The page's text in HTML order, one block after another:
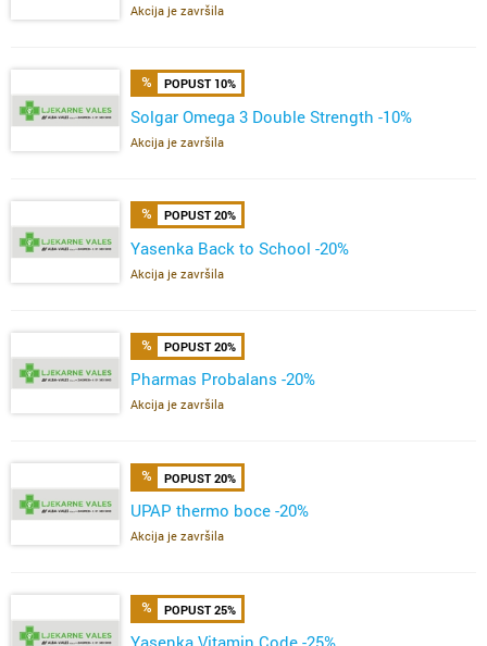
Akcija je završila
POPUST 10%
Solgar Omega 3 Double Strength -10%
Akcija je završila
POPUST 20%
Yasenka Back to School -20%
Akcija je završila
POPUST 20%
Pharmas Probalans -20%
Akcija je završila
POPUST 20%
UPAP thermo boce -20%
Akcija je završila
POPUST 25%
Yasenka Vitamin Code -25%